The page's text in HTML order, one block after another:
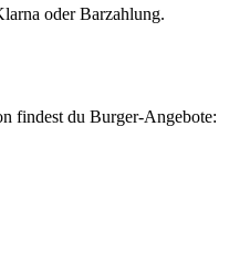
oder Barzahlung.
findest du Burger-Angebote: